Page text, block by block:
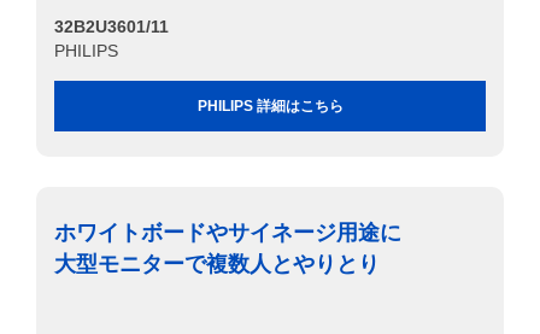
32B2U3601/11
PHILIPS
PHILIPS 詳細はこちら
ホワイトボードやサイネージ用途に
大型モニターで複数人とやりとり